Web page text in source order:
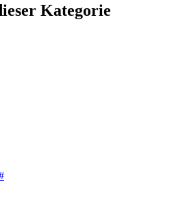
Kategorie